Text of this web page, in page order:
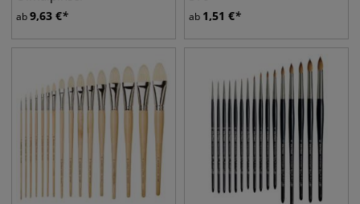
ab9,63 € ab 1,51 €